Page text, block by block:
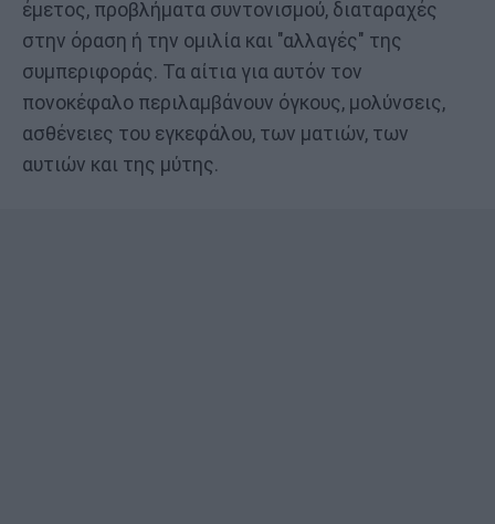
έμετος, προβλήματα συντονισμού, διαταραχές
στην όραση ή την ομιλία και "αλλαγές" της
συμπεριφοράς. Τα αίτια για αυτόν τον
πονοκέφαλο περιλαμβάνουν όγκους, μολύνσεις,
ασθένειες του εγκεφάλου, των ματιών, των
αυτιών και της μύτης.